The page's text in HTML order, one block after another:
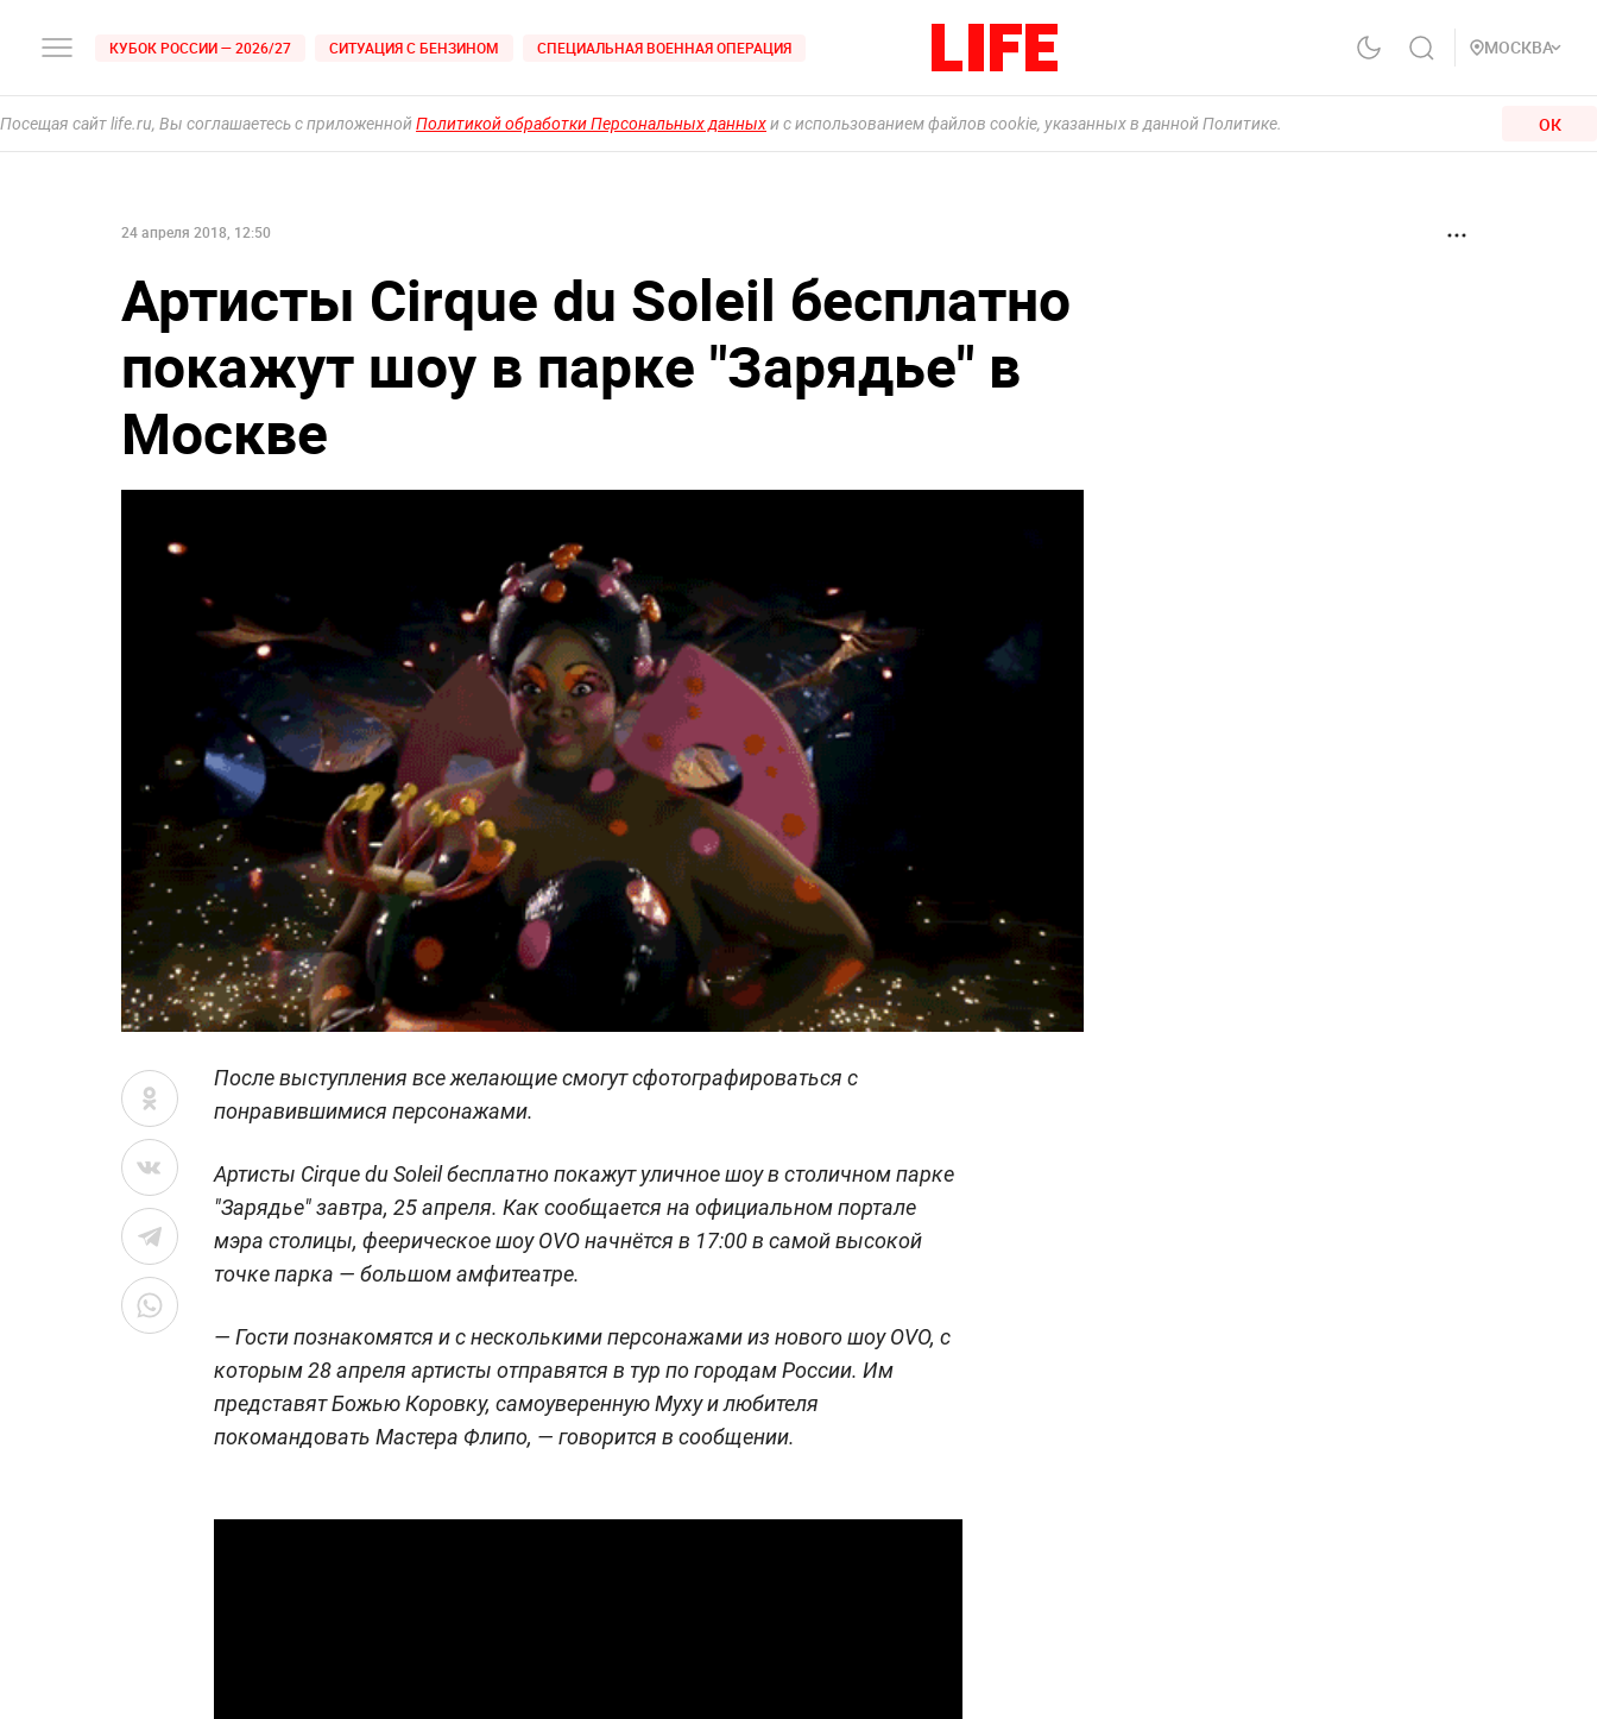
КУБОК РОССИИ — 2026/27 СИТУАЦИЯ С БЕНЗИНОМ СПЕЦИАЛЬНАЯ ВОЕННАЯ ОПЕРАЦИЯ МОСКВА
Посещая сайт life.ru, Вы соглашаетесь с приложеннойПолитикой обработки Персональных данныхи с использованием файлов cookie, указанных в данной Политике. ОК
24 апреля 2018, 12:50
Артисты Cirque du Soleil бесплатно
покажут шоу в парке "Зарядье" в
Москве
После выступления все желающие смогут сфотографироваться с
понравившимися персонажами.
Артисты Cirque du Soleil бесплатно покажут уличное шоу в столичном парке
"Зарядье" завтра, 25 апреля. Как сообщается на официальном портале
мэра столицы, феерическое шоу OVO начнётся в 17:00 в самой высокой
точке парка — большом амфитеатре.
— Гости познакомятся и с несколькими персонажами из нового шоу OVO, с
которым 28 апреля артисты отправятся в тур по городам России. Им
представят Божью Коровку, самоуверенную Муху и любителя
покомандовать Мастера Флипо, — говорится в сообщении.